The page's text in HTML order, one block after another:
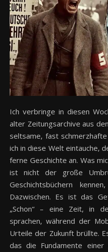
Ich verbringe in diesen Wochen viel Zeit mit dem Lesen
alter Zeitungsarchive aus
seltsame, fast
ich in diese Welt eintauche,
ferne Geschichte an. Was
ist nicht der große
Geschichtsbüchern
Dazwischen. Es ist das
„Schon“ – eine Zeit, in
sprachen, während der
Urteile der Zukunft brüllte.
das die Fundamente